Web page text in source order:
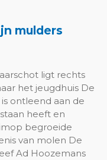
mulders
ligt rechts
het jeugdhuis De
ontleend aan de
heeft en
begroeide
van molen De
Ad Hoozemans